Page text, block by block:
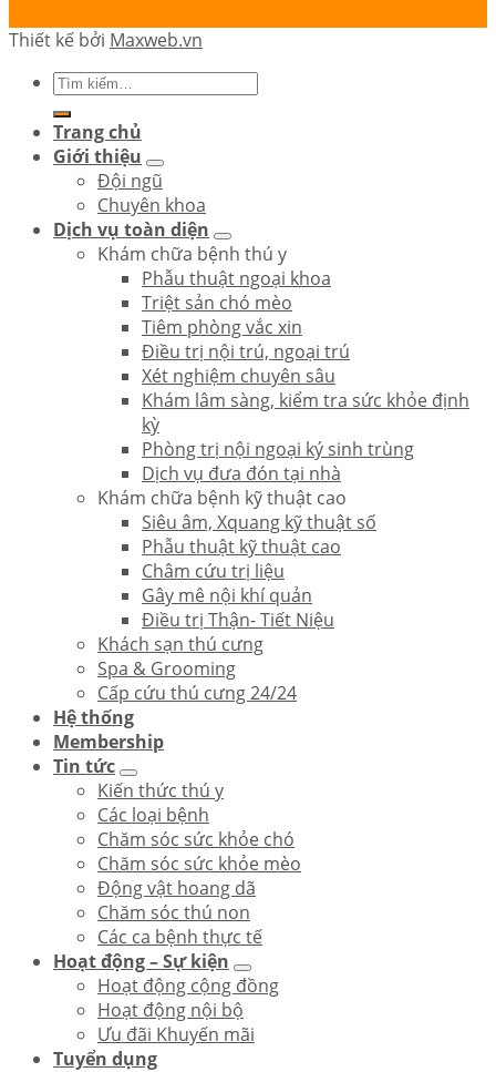
Thiết kế bởi Maxweb.vn
Trang chủ
Giới thiệu
Đội ngũ
Chuyên khoa
Dịch vụ toàn diện
Khám chữa bệnh thú y
Phẫu thuật ngoại khoa
Triệt sản chó mèo
Tiêm phòng vắc xin
Điều trị nội trú, ngoại trú
Xét nghiệm chuyên sâu
Khám lâm sàng, kiểm tra sức khỏe định
kỳ
Phòng trị nội ngoại ký sinh trùng
Dịch vụ đưa đón tại nhà
Khám chữa bệnh kỹ thuật cao
Siêu âm, Xquang kỹ thuật số
Phẫu thuật kỹ thuật cao
Châm cứu trị liệu
Gây mê nội khí quản
Điều trị Thận- Tiết Niệu
Khách sạn thú cưng
Spa & Grooming
Cấp cứu thú cưng 24/24
Hệ thống
Membership
Tin tức
Kiến thức thú y
Các loại bệnh
Chăm sóc sức khỏe chó
Chăm sóc sức khỏe mèo
Động vật hoang dã
Chăm sóc thú non
Các ca bệnh thực tế
Hoạt động – Sự kiện
Hoạt động cộng đồng
Hoạt động nội bộ
Ưu đãi Khuyến mãi
Tuyển dụng